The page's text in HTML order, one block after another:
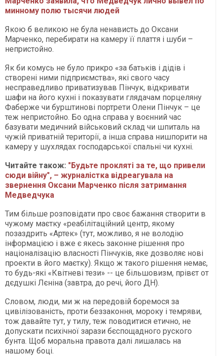
минному полю тысячи людей
Якою б великою не була ненависть до Оксани
Марченко, перебирати на камеру її плаття і шуби –
непристойно.
Як би комусь не було прикро «за батьків і дідів і
створені ними підприємства», які свого часу
несправедливо приватизував Пінчук, відкривати
шафи на його кухні і показувати глядачам порцеляну
Фаберже чи бурштинові портрети Олени Пінчук – це
теж непристойно. Бо одна справа у воєнний час
базувати медичний військовий склад чи шпиталь на
чужій приватній території, а інша справа нишпорити на
камеру у шухлядах господарської спальні чи кухні.
Читайте також: "Будьте прокляті за те, що привели
сюди війну", – журналістка відреагувала на
звернення Оксани Марченко після затримання
Медведчука
Тим більше розповідати про своє бажання створити в
чужому маєтку «реабілітаційний центр, якому
позаздрить «Артек» (тут, можливо, я не володію
інформацією і вже є якесь законне рішення про
націоналізацію власності Пінчуків, яке дозволяє нові
проекти в його маєтку). Якщо ж такого рішення немає,
то будь-які «Квітневі тези» -- це більшовизм, прівєт от
дєдушкі Лєніна (завтра, до речі, його ДН).
Словом, люди, ми ж на передовій боремося за
цивілізованість, проти беззаконня, мороку і темряви,
тож давайте тут, у тилу, теж поводитися етично, не
допускати психічної зарази бєспощадного руского
бунта. Щоб моральна правота далі лишалась на
нашому боці.